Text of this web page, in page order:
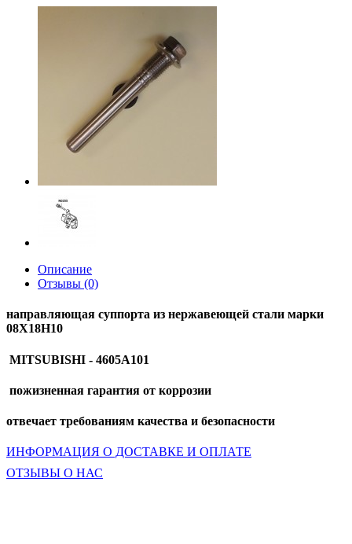
Описание
Отзывы (0)
направляющая суппорта из нержавеющей стали марки
08Х18Н10
MITSUBISHI - 4605A101
пожизненная гарантия от коррозии
отвечает требованиям качества и безопасности
ИНФОРМАЦИЯ О ДОСТАВКЕ И ОПЛАТЕ
ОТЗЫВЫ О НАС